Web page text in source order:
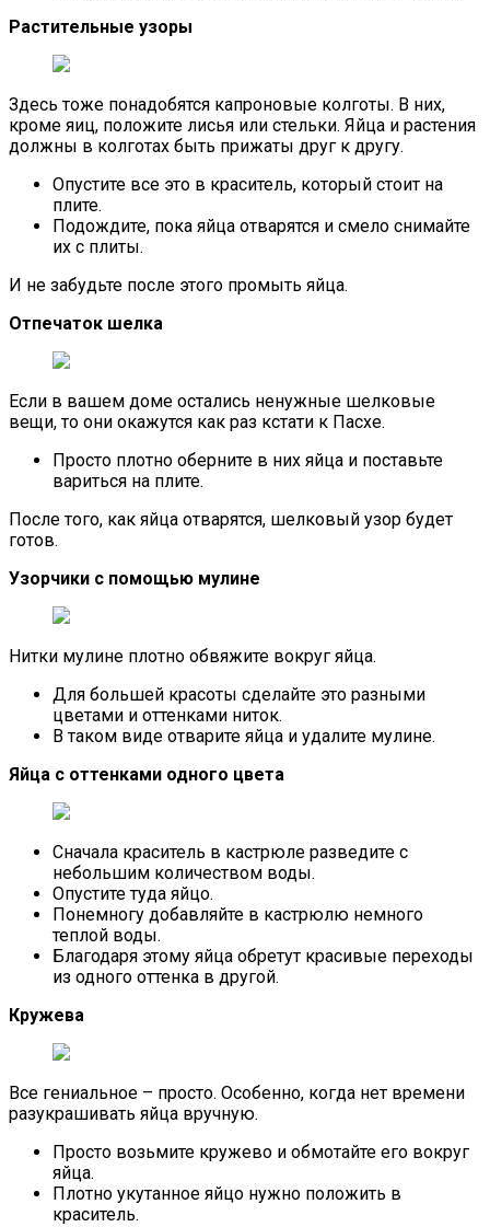
Растительные узоры
Здесь тоже понадобятся капроновые колготы. В них,
кроме яиц, положите лисья или стельки. Яйца и растения
должны в колготах быть прижаты друг к другу.
Опустите все это в краситель, который стоит на
плите.
Подождите, пока яйца отварятся и смело снимайте
их с плиты.
И не забудьте после этого промыть яйца.
Отпечаток шелка
Если в вашем доме остались ненужные шелковые
вещи, то они окажутся как раз кстати к Пасхе.
Просто плотно оберните в них яйца и поставьте
вариться на плите.
После того, как яйца отварятся, шелковый узор будет
готов.
Узорчики с помощью мулине
Нитки мулине плотно обвяжите вокруг яйца.
Для большей красоты сделайте это разными
цветами и оттенками ниток.
В таком виде отварите яйца и удалите мулине.
Яйца с оттенками одного цвета
Сначала краситель в кастрюле разведите с
небольшим количеством воды.
Опустите туда яйцо.
Понемногу добавляйте в кастрюлю немного
теплой воды.
Благодаря этому яйца обретут красивые переходы
из одного оттенка в другой.
Кружева
Все гениальное – просто. Особенно, когда нет времени
разукрашивать яйца вручную.
Просто возьмите кружево и обмотайте его вокруг
яйца.
Плотно укутанное яйцо нужно положить в
краситель.